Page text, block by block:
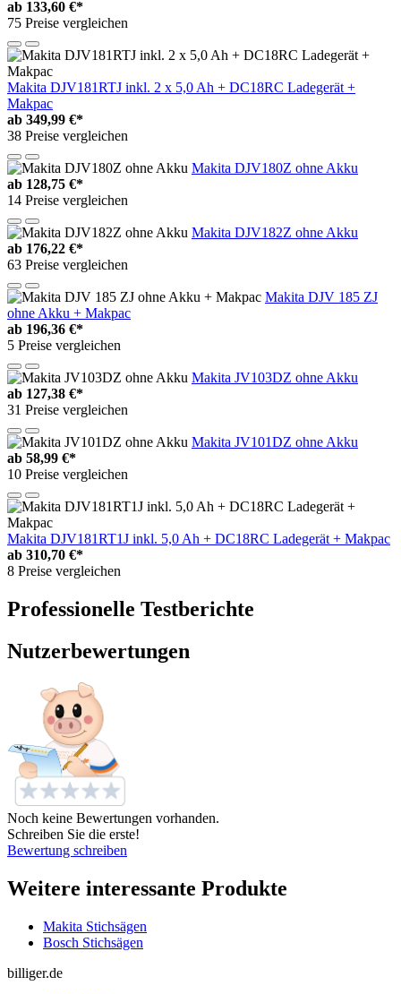
ab 133,60 €*
75 Preise vergleichen
Makita DJV181RTJ inkl. 2 x 5,0 Ah + DC18RC Ladegerät +
Makpac
ab 349,99 €*
38 Preise vergleichen
Makita DJV180Z ohne Akku
ab 128,75 €*
14 Preise vergleichen
Makita DJV182Z ohne Akku
ab 176,22 €*
63 Preise vergleichen
Makita DJV 185 ZJ
ohne Akku + Makpac
ab 196,36 €*
5 Preise vergleichen
Makita JV103DZ ohne Akku
ab 127,38 €*
31 Preise vergleichen
Makita JV101DZ ohne Akku
ab 58,99 €*
10 Preise vergleichen
Makita DJV181RT1J inkl. 5,0 Ah + DC18RC Ladegerät + Makpac
ab 310,70 €*
8 Preise vergleichen
Professionelle Testberichte
Nutzerbewertungen
Noch keine Bewertungen vorhanden.
Schreiben Sie die erste!
Bewertung schreiben
Weitere interessante Produkte
Makita Stichsägen
Bosch Stichsägen
billiger.de